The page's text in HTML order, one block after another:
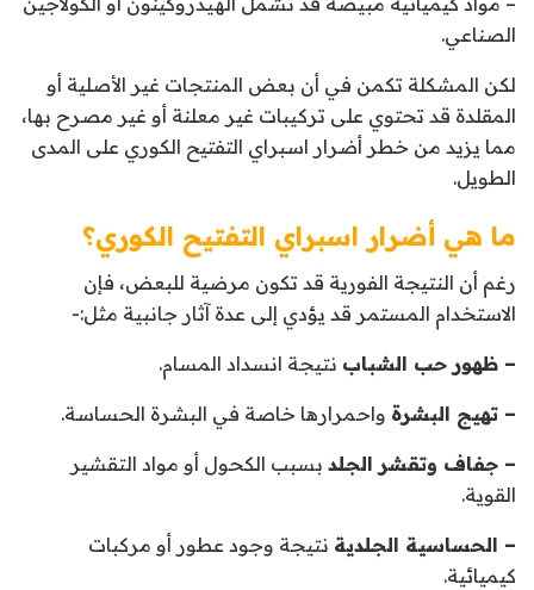
الصناعي.
لكن المشكلة تكمن في أن بعض المنتجات غير الأصلية أو
المقلدة قد تحتوي على تركيبات غير معلنة أو غير مصرح بها،
مما يزيد من خطر أضرار اسبراي التفتيح الكوري على المدى
الطويل.
ما هي أضرار اسبراي التفتيح الكوري؟
رغم أن النتيجة الفورية قد تكون مرضية للبعض، فإن
الاستخدام المستمر قد يؤدي إلى عدة آثار جانبية مثل:-
– ظهور حب الشباب نتيجة انسداد المسام.
– تهيج البشرة واحمرارها خاصة في البشرة الحساسة.
– جفاف وتقشر الجلد بسبب الكحول أو مواد التقشير
القوية.
– الحساسية الجلدية نتيجة وجود عطور أو مركبات
كيميائية.